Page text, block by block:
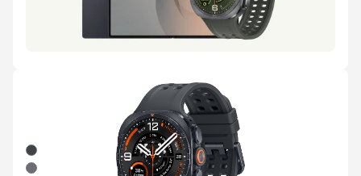
Noir/Titane
Argent
Titane/Olive